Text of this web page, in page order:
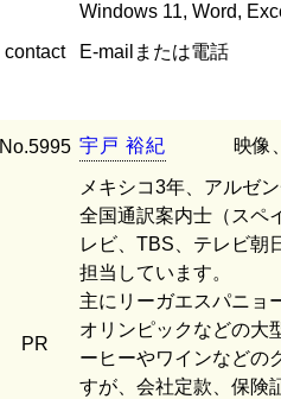
Windows 11, Word,
contact
E-mailまたは電話
No.5995 宇 戸 裕紀 映像
PR
メキシコ3年、アルゼ
全国通訳案内士（スペ
レビ、TBS、テレビ朝
担当しています。
主にリーガエスパニョ
オリンピックなどの大
ーヒーやワインなどの
すが、会社定款、保険